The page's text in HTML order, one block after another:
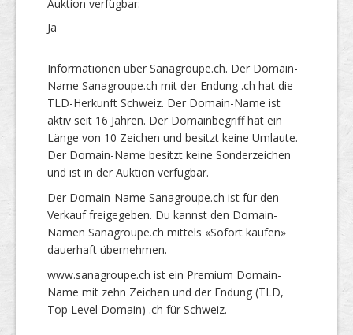
Auktion verfügbar:
Ja
Informationen über Sanagroupe.ch. Der Domain-
Name Sanagroupe.ch mit der Endung .ch hat die
TLD-Herkunft Schweiz. Der Domain-Name ist
aktiv seit 16 Jahren. Der Domainbegriff hat ein
Länge von 10 Zeichen und besitzt keine Umlaute.
Der Domain-Name besitzt keine Sonderzeichen
und ist in der Auktion verfügbar.
Der Domain-Name Sanagroupe.ch ist für den
Verkauf freigegeben. Du kannst den Domain-
Namen Sanagroupe.ch mittels «Sofort kaufen»
dauerhaft übernehmen.
www.sanagroupe.ch ist ein Premium Domain-
Name mit zehn Zeichen und der Endung (TLD,
Top Level Domain) .ch für Schweiz.